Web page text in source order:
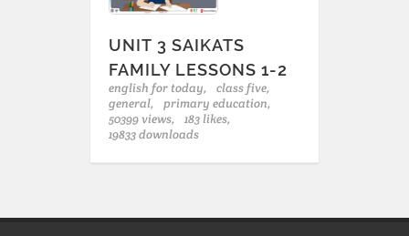
UNIT 3 SAIKATS
FAMILY LESSONS 1-2
english for today,
class five,
general,
primary education,
50399 views,
183 likes,
19833 downloads